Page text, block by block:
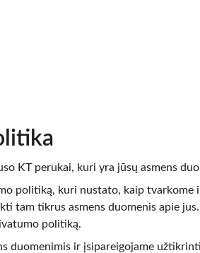
KT perukai, kuri yra jūsų asmens
politiką, kuri nustato, kaip
tam tikrus asmens duomenis apie
politiką.
duomenimis ir įsipareigojame